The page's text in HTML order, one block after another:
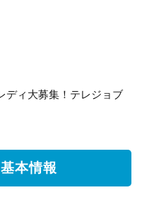
ディ大募集！テレジョブ
本情報